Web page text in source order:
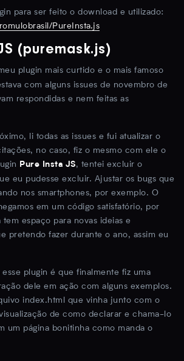
para ser feito o download e utilizado:
PureInsta.js
(puremask.js)
plugin mais curtido e o mais famoso
com alguns issues de novembro de
respondidas e nem feitas as
li todas as issues e fui atualizar o
no caso, fiz o mesmo com ele o
Pure Insta JS, tentei excluir o
eu pudesse excluir. Ajustar os bugs que
nos smartphones, por exemplo. O
em um código satisfatório, por
tem espaço para novas ideias e
pretendo fazer durante o ano, assim eu
esse plugin é que finalmente fiz uma
dele em ação com alguns exemplos.
index.html que vinha junto com o
de como declarar e chama-lo
um página bonitinha como manda o